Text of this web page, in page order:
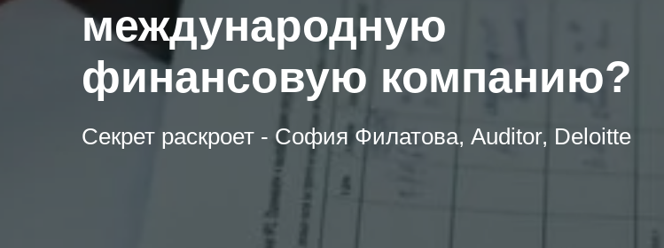
международную
финансовую компанию?
Секрет раскроет - София Филатова, Auditor, Deloitte